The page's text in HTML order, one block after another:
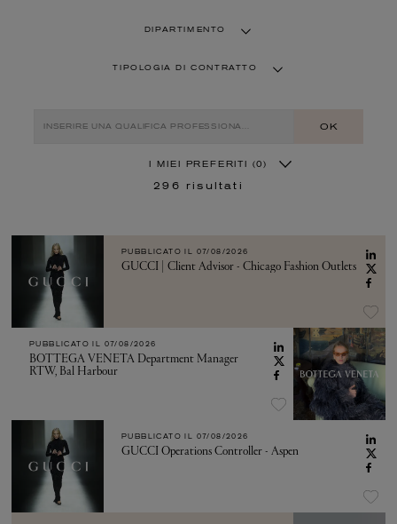
DIPARTIMENTO
TIPOLOGIA DI CONTRATTO
OK
I MIEI PREFERITI (0)
296 risultati
PUBBLICATO IL 07/08/2026
GUCCI | Client Advisor - Chicago Fashion Outlets
PUBBLICATO IL 07/08/2026
BOTTEGA VENETA Department Manager
RTW, Bal Harbour
PUBBLICATO IL 07/08/2026
GUCCI Operations Controller - Aspen